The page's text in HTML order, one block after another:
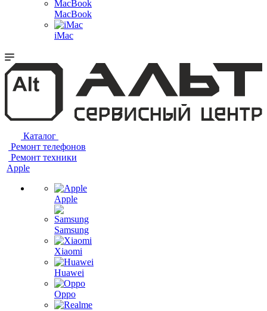
MacBook
iMac
Каталог
Ремонт телефонов
Ремонт техники
Apple
Apple
Samsung
Xiaomi
Huawei
Oppo